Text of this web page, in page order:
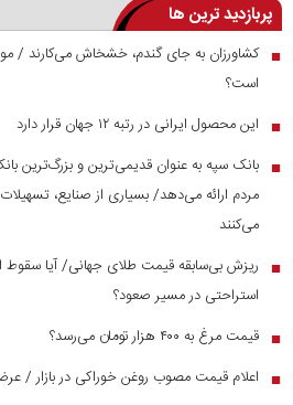
پربازدید ترین ها
■ کشاورزان به جای گندم، خشخاش می‌کارند /
است؟
■ این محصول ایرانی در رتبه ۱۲ جهان قرار دارد
■ بانک سپه به عنوان قدیمی‌ترین و بزرگ‌ترین
مردم ارائه می‌دهد/ بسیاری از صنایع،
می‌کنند
■
ریزش بی‌سابقه قیمت طلای جهانی/ آیا سقوط
استراحتی در مسیر صعود؟
■ قیمت مرغ به ۴۰۰ هزار تومان می‌رسد؟
■ اعلام قیمت مصوب روغن خوراکی در بازار /